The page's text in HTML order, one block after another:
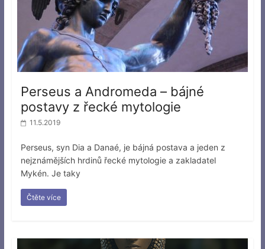
Perseus a Andromeda – bájné
postavy z řecké mytologie
11.5.2019
Perseus, syn Dia a Danaé, je bájná postava a jeden z
nejznámějších hrdinů řecké mytologie a zakladatel
Mykén. Je taky
Čtěte více